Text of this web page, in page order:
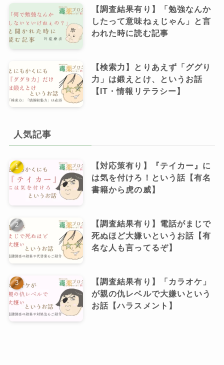
【調査結果有り】「勉強なんか
したって意味ねぇじゃん」と言
われた時に読む記事
【検索力】とりあえず「ググり
力」は鍛えとけ、というお話
【IT・情報リテラシー】
人気記事
【対応策有り】『テイカー』に
は気を付けろ！という話【有名
書籍から虎の威】
【調査結果有り】電話がまじで
死ぬほど大嫌いというお話【有
名な人も言ってるぞ】
【調査結果有り】「カラオケ」
が親の仇レベルで大嫌いという
お話【ハラスメント】